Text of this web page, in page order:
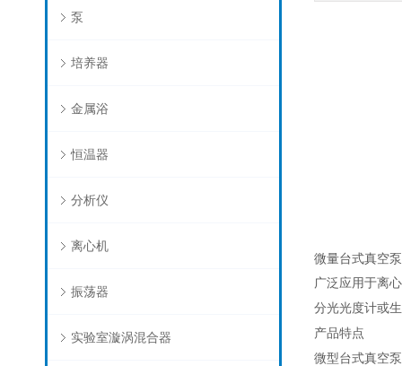
泵
培养器
金属浴
恒温器
分析仪
离心机
振荡器
实验室漩涡混合器
微量台式真空
广泛应用于离
分光光度计或
产品特点
微型台式真空